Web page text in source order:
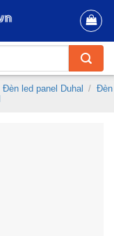
Đèn led panel Duhal / Đèn